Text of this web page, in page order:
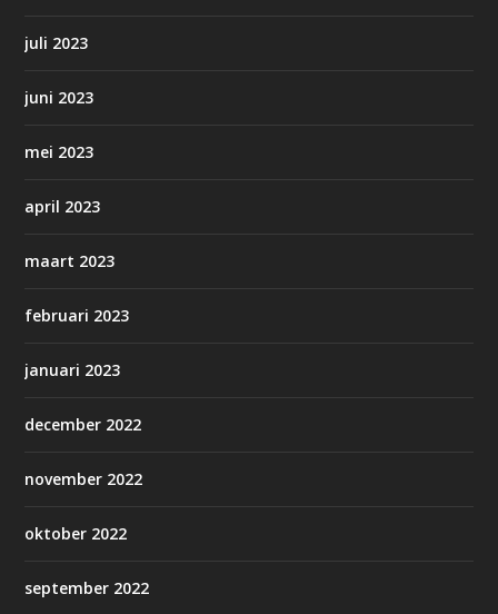
juli 2023
juni 2023
mei 2023
april 2023
maart 2023
februari 2023
januari 2023
december 2022
november 2022
oktober 2022
september 2022